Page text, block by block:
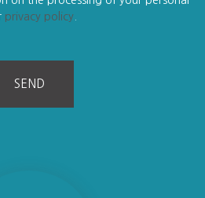
privacy policy
SEND